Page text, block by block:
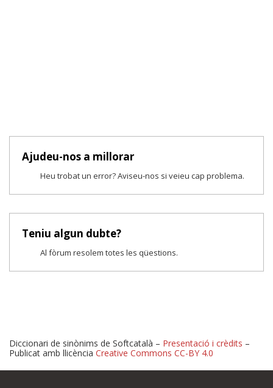
Ajudeu-nos a millorar
Heu trobat un error? Aviseu-nos si veieu cap problema.
Teniu algun dubte?
Al fòrum resolem totes les qüestions.
Diccionari de sinònims de Softcatalà – Presentació i crèdits –
Publicat amb llicència Creative Commons CC-BY 4.0